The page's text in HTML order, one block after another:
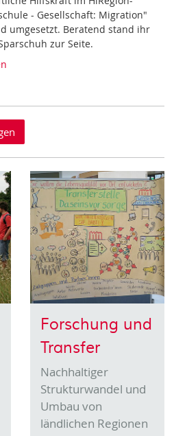
- Gesellschaft: Migration"
umgesetzt. Beratend stand ihr
zur Seite.
Forschung und
Transfer
Nachhaltiger
Strukturwandel und
Umbau von
ländlichen Regionen